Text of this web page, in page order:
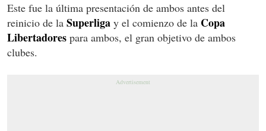
Este fue la última presentación de ambos antes del
reinicio de la Superliga y el comienzo de la Copa
Libertadores para ambos, el gran objetivo de ambos
clubes.